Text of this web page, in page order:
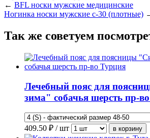
← BFL носки мужские медицинские
Ногинка носки мужские с-30 (плотные)
Так же советуем
Лечебный пояс для
зима" собачья шерсть пр-
409.50 ₽ / шт